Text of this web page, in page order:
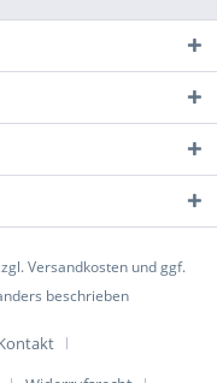
Versandkosten und ggf.
beschrieben